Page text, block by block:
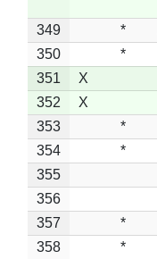
349 *
350
*
351
X
352
X
353
*
354
*
355
356
357
*
358
*